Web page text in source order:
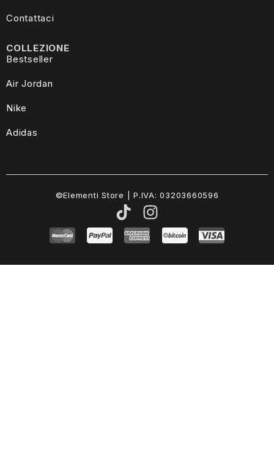
COLLEZIONE
Bestseller
Air Jordan
Nike
Adidas
Contattaci
©Elementi Store | P.IVA: 03203660596